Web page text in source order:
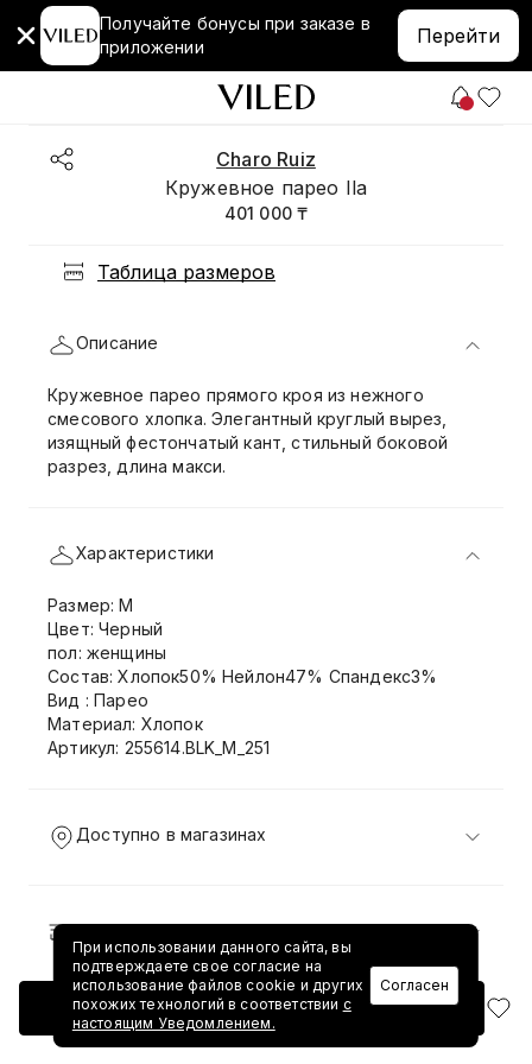
Получайте бонусы при заказе в
приложении
Перейти
Charo Ruiz
Кружевное парео Ila
401 000 ₸
Таблица размеров
Добавить в корзину
Описание
Кружевное парео прямого кроя из нежного
смесового хлопка. Элегантный круглый вырез,
изящный фестончатый кант, стильный боковой
разрез, длина макси.
Характеристики
Размер: M
Цвет: Черный
пол: женщины
Состав: Хлопок50% Нейлон47% Спандекс3%
Вид : Парео
Материал: Хлопок
Артикул: 255614.BLK_M_251
Доступно в магазинах
Доставка и возврат
При использовании данного сайта, вы
подтверждаете свое согласие на
использование файлов cookie и других
похожих технологий в соответствии с
настоящим Уведомлением.
Согласен